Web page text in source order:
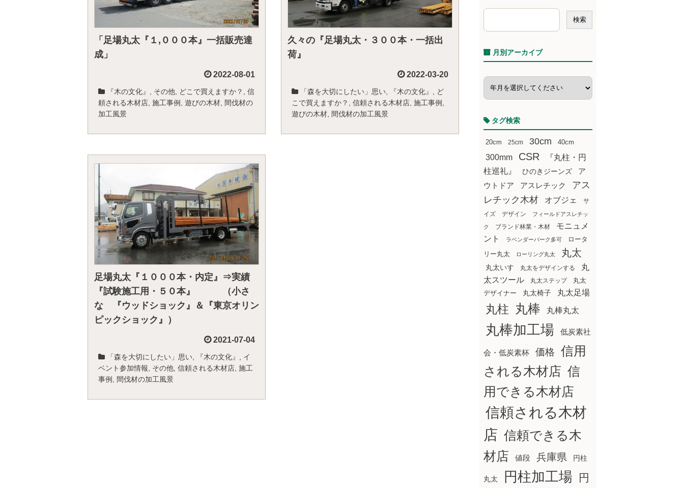
「足場丸太『１,０００本』一括販売達
成」
2022-08-01
『木の文化』 その他 どこで買えますか？
信
頼される木材店 施工事例 遊びの木材
間伐材の
加工風景
久々の『足場丸太・３００本・一括出
荷』
2022-03-20
「森を大切にしたい」思い 『木の文化』
ど
こで買えますか？
信頼される木材店 施工事例
遊びの木材
間伐材の加工風景
足場丸太『１０００本・内定』⇒実績
『試験施工用・５０本』 （小さ
な 『ウッドショック』＆『東京オリン
ピックショック』）
2021-07-04
「森を大切にしたい」思い 『木の文化』
イ
ベント参加情報
その他 信頼される木材店 施工
事例
間伐材の加工風景
月別アーカイブ
タグ検索
20cm 25cm 30cm 40cm
300mm CSR
『丸柱・円
柱巡礼』
ひのきジーンズ
ア
ウトドア
アスレチック
アス
レチック木材
オブジェ
サ
イズ
デザイン フィールドアスレチッ
ク ブランド林業・木材
モニュメ
ント
ラベンダーパーク多可
ロータ
リー丸太
ローリング丸太 丸太
丸太いす 丸太をデザインする
丸
太スツール
丸太ステップ
丸太
デザイナー
丸太椅子 丸太足場
丸柱 丸棒 丸棒丸太
丸棒加工場 低炭素社
会・低炭素杯 価格
信用
される木材店 信
用できる木材店
信頼される木材
店 信頼できる木
材店
値段 兵庫県 円柱
丸太 円柱加工場
円